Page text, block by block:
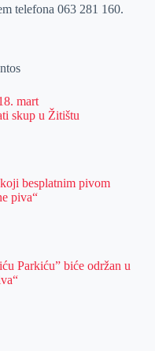
telefona 063 281 160.
mart
skup u Žitištu
besplatnim pivom
piva“
Parkiću” biće održan u